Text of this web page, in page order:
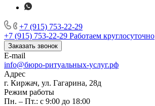
+7 (915) 753-22-29
+7 (915) 753-22-29 Работаем круглосуточно
Заказать звонок
E-mail
info@бюро-ритуальных-услуг.рф
Адрес
г. Киржач, ул. Гагарина, 28д
Режим работы
Пн. – Пт.: с 9:00 до 18:00